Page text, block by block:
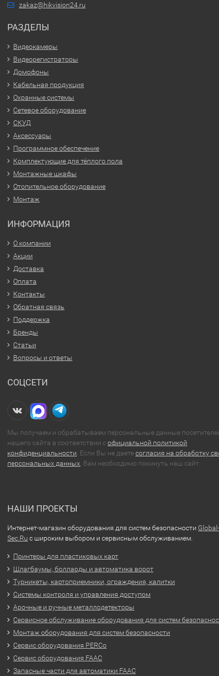
zakaz@hikvision24.ru
РАЗДЕЛЫ
Видеокамеры
Видеорегистраторы
Домофоны
Кабельная продукция
Охранные системы
Сетевое оборудование
СКУД
Аксессуары
Программное обеспечение
Комплектующие для тёплого пола
Монтажные шкафы
Отопительное оборудование
Монтаж
ИНФОРМАЦИЯ
О компании
Акции
Доставка
Оплата
Контакты
Обратная связь
Поддержка
Бренды
Статьи
Вопросы и ответы
СОЦСЕТИ
Мы получаем и обрабатываем персональные данные
нашего сайта в соответствии софициальной политикой
конфиденциальности . Если Вы не даетесогласия на обработку
персональных данных , Вам необходимо покинуть наш сайт.
НАШИ ПРОЕКТЫ
Интернет-магазин оборудования для систем безопасности Global-
Sec.Ru с широким выбором и сервисным обслуживанием.
Принтеры для пластиковых карт
Шлагбаумы, болларды и автоматика ворот
Турникеты, картоприемники, ограждения, калитки
Системы контроля и управления доступом
Арочные и ручные металлодетекторы
Сервисное обслуживание оборудования для систем
Монтаж оборудования для систем безопасности
Сервис оборудования PERCo
Сервис оборудования FAAC
Запасные части для автоматики FAAC